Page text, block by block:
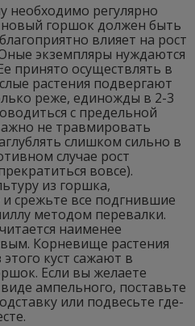
необходимо регулярно
горшок должен быть
влияет на рост
экземпляры нуждаются
принято осуществлять в
растения подвергают
реже, единожды в 2-3
с предельной
не травмировать
слишком сильно в
случае рост
вовсе).
из горшка,
срежьте все подгнившие
методом перевалки.
наименее
Корневище растения
куст сажают в
Если вы желаете
ампельного, поставьте
или подвесьте где-